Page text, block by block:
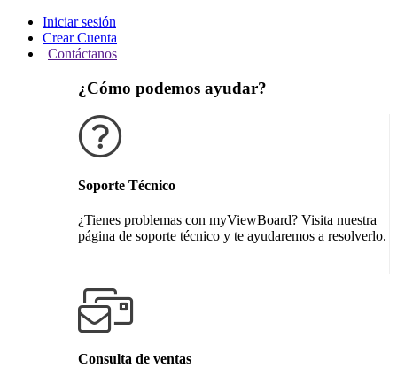
Iniciar sesión
Crear Cuenta
Contáctanos
¿Cómo podemos ayudar?
Soporte Técnico
¿Tienes problemas con myViewBoard? Visita nuestra
página de soporte técnico y te ayudaremos a resolverlo.
Consulta de ventas